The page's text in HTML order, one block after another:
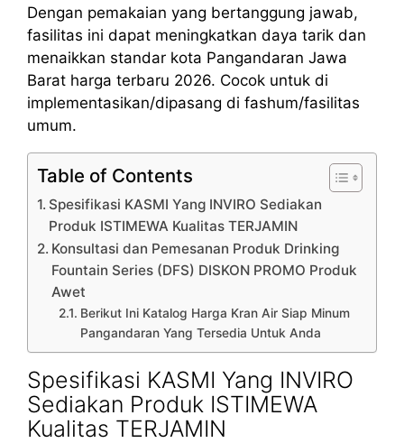
Dengan pemakaian yang bertanggung jawab,
fasilitas ini dapat meningkatkan daya tarik dan
menaikkan standar kota Pangandaran Jawa
Barat harga terbaru 2026. Cocok untuk di
implementasikan/dipasang di fashum/fasilitas
umum.
Table of Contents
Spesifikasi KASMI Yang INVIRO Sediakan
Produk ISTIMEWA Kualitas TERJAMIN
Konsultasi dan Pemesanan Produk Drinking
Fountain Series (DFS) DISKON PROMO Produk
Awet
Berikut Ini Katalog Harga Kran Air Siap Minum
Pangandaran Yang Tersedia Untuk Anda
Spesifikasi KASMI Yang INVIRO
Sediakan Produk ISTIMEWA
Kualitas TERJAMIN